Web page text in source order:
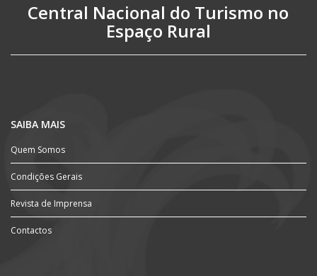
Central Nacional do Turismo no
Espaço Rural
SAIBA MAIS
Quem Somos
Condições Gerais
Revista de Imprensa
Contactos